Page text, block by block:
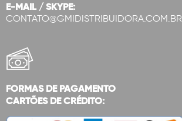
E-MAIL / SKYPE:
CONTATO@GMIDISTRIBUIDORA.COM.BR
FORMAS DE PAGAMENTO
CARTÕES DE CRÉDITO: